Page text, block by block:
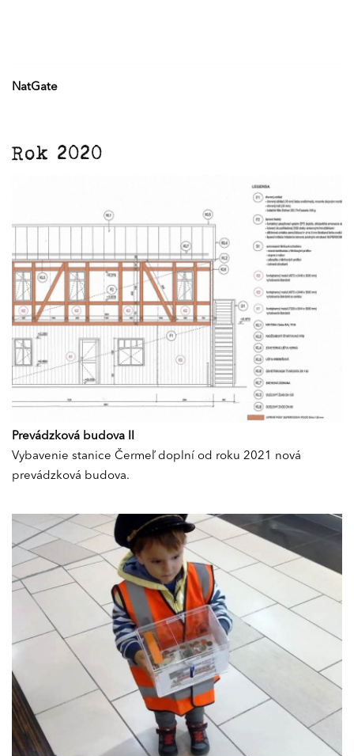
NatGate
Rok 2020
Prevádzková budova II
Vybavenie stanice Čermeľ doplní od roku 2021 nová
prevádzková budova.